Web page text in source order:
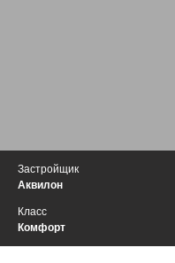
Застройщик
Аквилон
Класс
Комфорт